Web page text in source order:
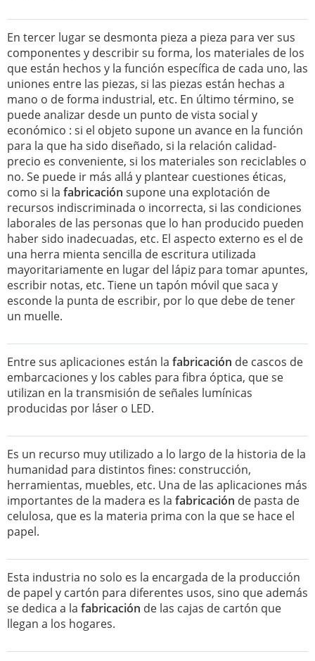
En tercer lugar se desmonta pieza a pieza para ver sus
componentes y describir su forma, los materiales de los
que están hechos y la función específica de cada uno, las
uniones entre las piezas, si las piezas están hechas a
mano o de forma industrial, etc. En último término, se
puede analizar desde un punto de vista social y
económico : si el objeto supone un avance en la función
para la que ha sido diseñado, si la relación calidad-
precio es conveniente, si los materiales son reciclables o
no. Se puede ir más allá y plantear cuestiones éticas,
como si la fabricación supone una explotación de
recursos indiscriminada o incorrecta, si las condiciones
laborales de las personas que lo han producido pueden
haber sido inadecuadas, etc. El aspecto externo es el de
una herra mienta sencilla de escritura utilizada
mayoritariamente en lugar del lápiz para tomar apuntes,
escribir notas, etc. Tiene un tapón móvil que saca y
esconde la punta de escribir, por lo que debe de tener
un muelle.
Entre sus aplicaciones están la fabricación de cascos de
embarcaciones y los cables para fibra óptica, que se
utilizan en la transmisión de señales lumínicas
producidas por láser o LED.
Es un recurso muy utilizado a lo largo de la historia de la
humanidad para distintos fines: construcción,
herramientas, muebles, etc. Una de las aplicaciones más
importantes de la madera es la fabricación de pasta de
celulosa, que es la materia prima con la que se hace el
papel.
Esta industria no solo es la encargada de la producción
de papel y cartón para diferentes usos, sino que además
se dedica a la fabricación de las cajas de cartón que
llegan a los hogares.